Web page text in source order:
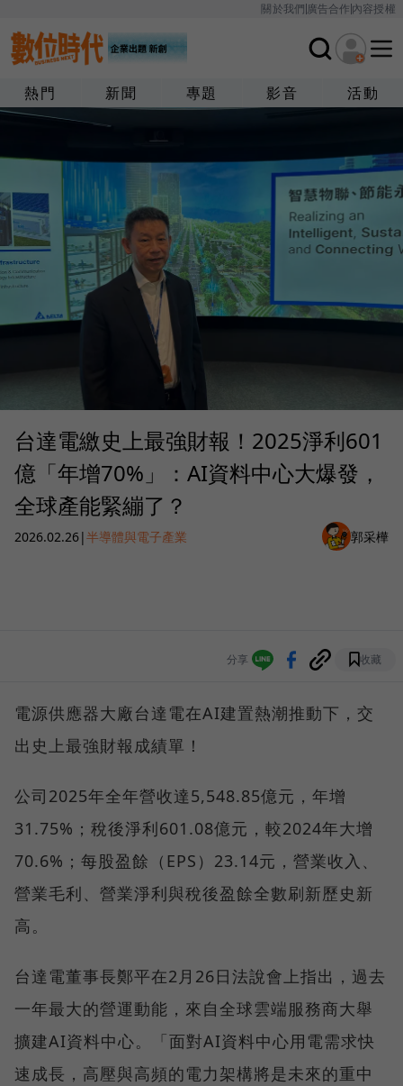
關於我們廣告合作內容授權
熱門 新聞 專題 影音 活動
台達電繳史上最強財報！2025淨利601
億「年增70%」：AI資料中心大爆發，
全球產能緊繃了？
2026.02.26|半導體與電子產業 郭采樺
分享 收藏
電源供應器大廠台達電在AI建置熱潮推動下，交
出史上最強財報成績單！
公司2025年全年營收達5,548.85億元，年增
31.75%；稅後淨利601.08億元，較2024年大增
70.6%；每股盈餘（EPS）23.14元，營業收入、
營業毛利、營業淨利與稅後盈餘全數刷新歷史新
高。
台達電董事長鄭平在2月26日法說會上指出，過去
一年最大的營運動能，來自全球雲端服務商大舉
擴建AI資料中心。「面對AI資料中心用電需求快
速成長，高壓與高頻的電力架構將是未來的重中